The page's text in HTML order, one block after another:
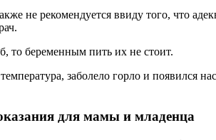
не рекомендуется ввиду того, что
то беременным пить их не стоит.
заболело горло и появился
для мамы и младенца